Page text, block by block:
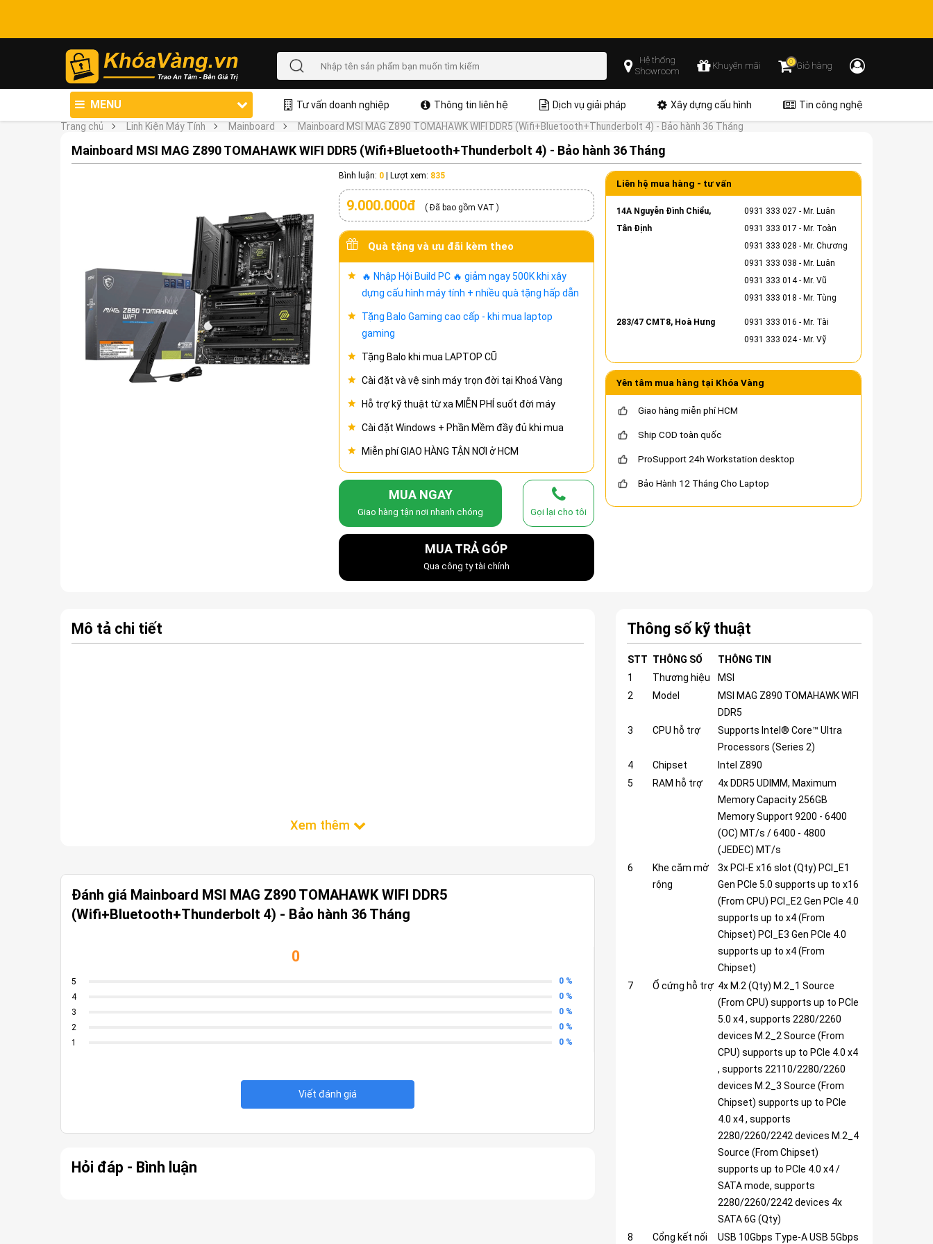
Hệ thống
Showroom
Khuyến mãi 0Giỏ hàng
MENU Tư vấn doanh nghiệp Thông tin liên hệ Dịch vụ giải pháp Xây dựng cấu hình
Tin công nghệ
Trang chủ
Linh Kiện Máy Tính Mainboard Mainboard MSI MAG Z890 TOMAHAWK WIFI DDR5 (Wifi+Bluetooth+Thunderbolt 4) - Bảo hành 36 Tháng
Mainboard MSI MAG Z890 TOMAHAWK WIFI DDR5 (Wifi+Bluetooth+Thunderbolt 4) - Bảo hành 36 Tháng
Bình luận: 0| Lượt xem: 835
9.000.000đ ( Đã bao gồm VAT )
Quà tặng và ưu đãi kèm theo
🔥 Nhập Hội Build PC 🔥 giảm ngay 500K khi xây
dựng cấu hình máy tính + nhiều quà tặng hấp dẫn
Tặng Balo Gaming cao cấp - khi mua laptop
gaming
Tặng Balo khi mua LAPTOP CŨ
Cài đặt và vệ sinh máy trọn đời tại Khoá Vàng
Hỗ trợ kỹ thuật từ xa MIỄN PHÍ suốt đời máy
Cài đặt Windows + Phần Mềm đầy đủ khi mua
Miễn phí GIAO HÀNG TẬN NƠI ở HCM
MUA NGAY
Giao hàng tận nơi nhanh chóng Gọi lại cho tôi
MUA TRẢ GÓP
Qua công ty tài chính
Liên hệ mua hàng - tư vấn
14A Nguyễn Đình Chiểu,
Tân Định
0931 333 027 - Mr. Luân
0931 333 017 - Mr. Toàn
0931 333 028 - Mr. Chương
0931 333 038 - Mr. Luân
0931 333 014- Mr. Vũ
0931 333 018 - Mr. Tùng
283/47 CMT8, Hoà Hưng 0931 333 016 - Mr. Tài
0931 333 024- Mr. Vỹ
Yên tâm mua hàng tại Khóa Vàng
Giao hàng miễn phí HCM
Ship COD toàn quốc
ProSupport 24h Workstation desktop
Bảo Hành 12 Tháng Cho Laptop
Thông số kỹ thuật
STT THÔNG SỐ
THÔNG TIN
1
Thương hiệu
MSI
2
Model
MSI MAG Z890 TOMAHAWK WIFI
DDR5
3
CPU hỗ trợ
Supports Intel® Core™ Ultra
Processors (Series 2)
4
Chipset
Intel Z890
5
RAM hỗ trợ
4x DDR5 UDIMM, Maximum
Memory Capacity 256GB
Memory Support 9200 - 6400
(OC) MT/s / 6400 - 4800
(JEDEC) MT/s
6
Khe cắm mở
rộng
3x PCI-E x16 slot (Qty) PCI_E1
Gen PCIe 5.0 supports up to x16
(From CPU) PCI_E2 Gen PCIe 4.0
supports up to x4 (From
Chipset) PCI_E3 Gen PCIe 4.0
supports up to x4 (From
Chipset)
7
Ổ cứng hỗ trợ 4x M.2 (Qty) M.2_1 Source
(From CPU) supports up to PCIe
5.0 x4 , supports 2280/2260
devices M.2_2 Source (From
CPU) supports up to PCIe 4.0 x4
, supports 22110/2280/2260
devices M.2_3 Source (From
Chipset) supports up to PCIe
4.0 x4 , supports
2280/2260/2242 devices M.2_4
Source (From Chipset)
supports up to PCIe 4.0 x4 /
SATA mode, supports
2280/2260/2242 devices 4x
SATA 6G (Qty)
8
Cổng kết nối USB 10Gbps Type-A USB 5Gbps
Mô tả chi tiết
Đánh giá Mainboard MSI MAG Z890 TOMAHAWK WIFI DDR5
(Wifi+Bluetooth+Thunderbolt 4) - Bảo hành 36 Tháng
0
5
0 %
4
0 %
3
0 %
2
0 %
1
0 %
Viết đánh giá
Hỏi đáp - Bình luận